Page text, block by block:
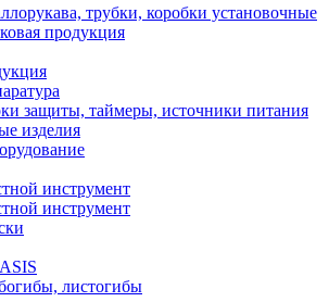
трубки, коробки установочные
продукция
защиты, таймеры, источники питания
изделия
инструмент
инструмент
листогибы